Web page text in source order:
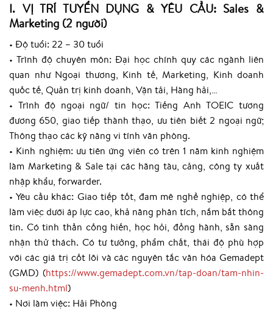
I. VỊ TRÍ TUYỂN DỤNG & YÊU CẦU: Sales &
Marketing (2 người)
• Độ tuổi: 22 – 30 tuổi
• Trình độ chuyên môn: Đại học chính quy các ngành liên
quan như Ngoại thương, Kinh tế, Marketing, Kinh doanh
quốc tế, Quản trị kinh doanh, Vận tải, Hàng hải,…
• Trình độ ngoại ngữ/ tin học: Tiếng Anh TOEIC tương
đương 650, giao tiếp thành thạo, ưu tiên biết 2 ngoại ngữ;
Thông thạo các kỹ năng vi tính văn phòng.
• Kinh nghiệm: ưu tiên ứng viên có trên 1 năm kinh nghiệm
làm Marketing & Sale tại các hãng tàu, cảng, công ty xuất
nhập khẩu, forwarder.
• Yêu cầu khác: Giao tiếp tốt, đam mê nghề nghiệp, có thể
làm việc dưới áp lực cao, khả năng phân tích, nắm bắt thông
tin. Có tinh thần cống hiến, học hỏi, đồng hành, sẵn sàng
nhận thử thách. Có tư tưởng, phẩm chất, thái độ phù hợp
với các giá trị cốt lõi và các nguyên tắc văn hóa Gemadept
(GMD) (https://www.gemadept.com.vn/tap-doan/tam-nhin-
su-menh.html)
• Nơi làm việc: Hải Phòng